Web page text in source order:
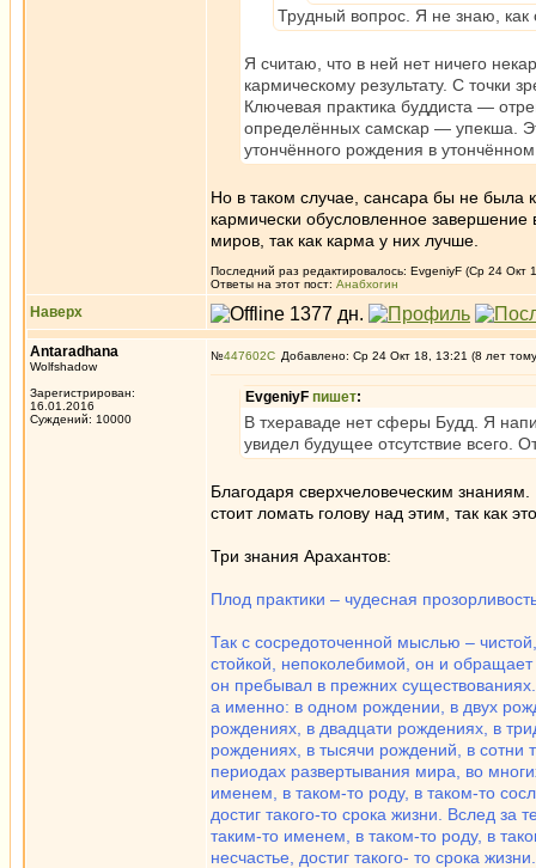
Трудный вопрос. Я не знаю, как
Я считаю, что в ней нет ничего
кармическому результату. С точки
Ключевая практика буддиста —
определённых самскар — упекша.
утончённого рождения в
Но в таком случае, сансара бы не была
кармически обусловленное
миров, так как карма у них лучше.
Последний раз редактировалось: EvgeniyF (Ср 24 Окт
Ответы на этот пост: Анабхогин
Наверх
Antaradhana
Wolfshadow
Зарегистрирован:
16.01.2016
Суждений: 10000
№447602 Добавлено: Ср 24 Окт 18, 13:21 (8 лет
EvgeniyF пишет:
В тхераваде нет сферы Будд. Я
увидел будущее отсутствие всего.
Благодаря сверхчеловеческим
стоит ломать голову над этим, так как
Три знания Арахантов:
Плод практики – чудесная
Так с сосредоточенной мыслью –
стойкой, непоколебимой, он и
он пребывал в прежних
а именно: в одном рождении, в двух
рождениях, в двадцати рождениях, в
рождениях, в тысячи рождений, в сотни
периодах развертывания мира, во
именем, в таком-то роду, в таком-то
достиг такого-то срока жизни. Вслед
таким-то именем, в таком-то роду, в
несчастье, достиг такого- то срока